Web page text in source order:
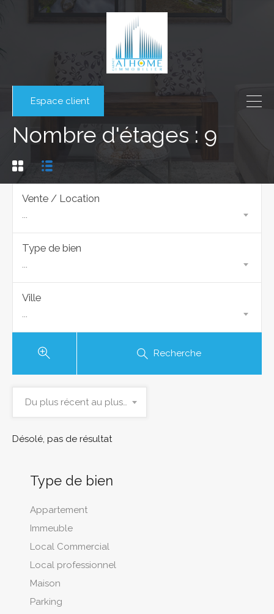
Espace client
Nombre d'étages : 9
Vente / Location
...
Type de bien
...
Ville
...
Recherche
Du plus récent au plus ancien
Désolé, pas de résultat
Type de bien
Appartement
Immeuble
Local Commercial
Local professionnel
Maison
Parking